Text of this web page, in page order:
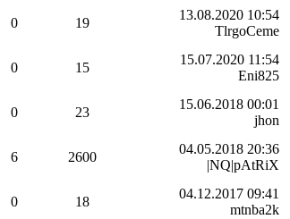
0 19
13.08.2020 10:54
TlrgoCeme
0 15
15.07.2020 11:54
Eni825
0 23
15.06.2018 00:01
jhon
6 2600
04.05.2018 20:36
|NQ|pAtRiX
0 18
04.12.2017 09:41
mtnba2k